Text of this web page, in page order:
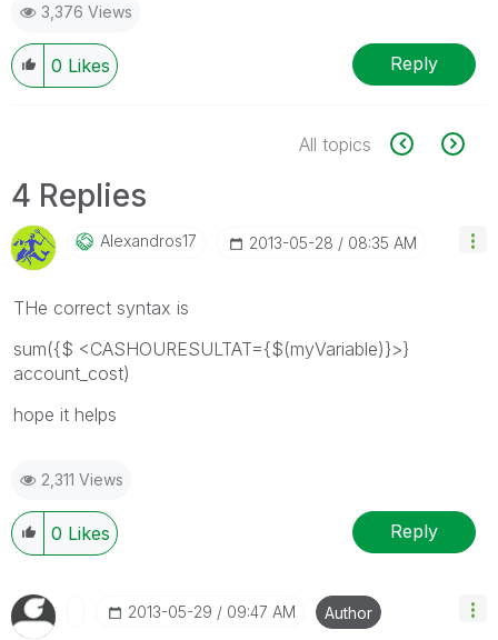
3,376 Views
0 Likes Reply
All topics
4 Replies
Alexandros17 ‎2013-05-28 08:35 AM
THe correct syntax is
sum({$ <CASHOURESULTAT={$(myVariable)}>}
account_cost)
hope it helps
2,311 Views
0 Likes Reply
‎2013-05-29 09:47 AM Author